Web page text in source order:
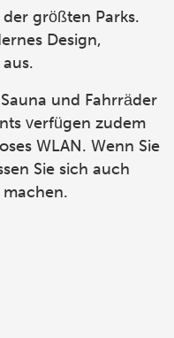
größten Parks.
Design,
und Fahrräder
verfügen zudem
WLAN. Wenn Sie
Sie sich auch
machen.